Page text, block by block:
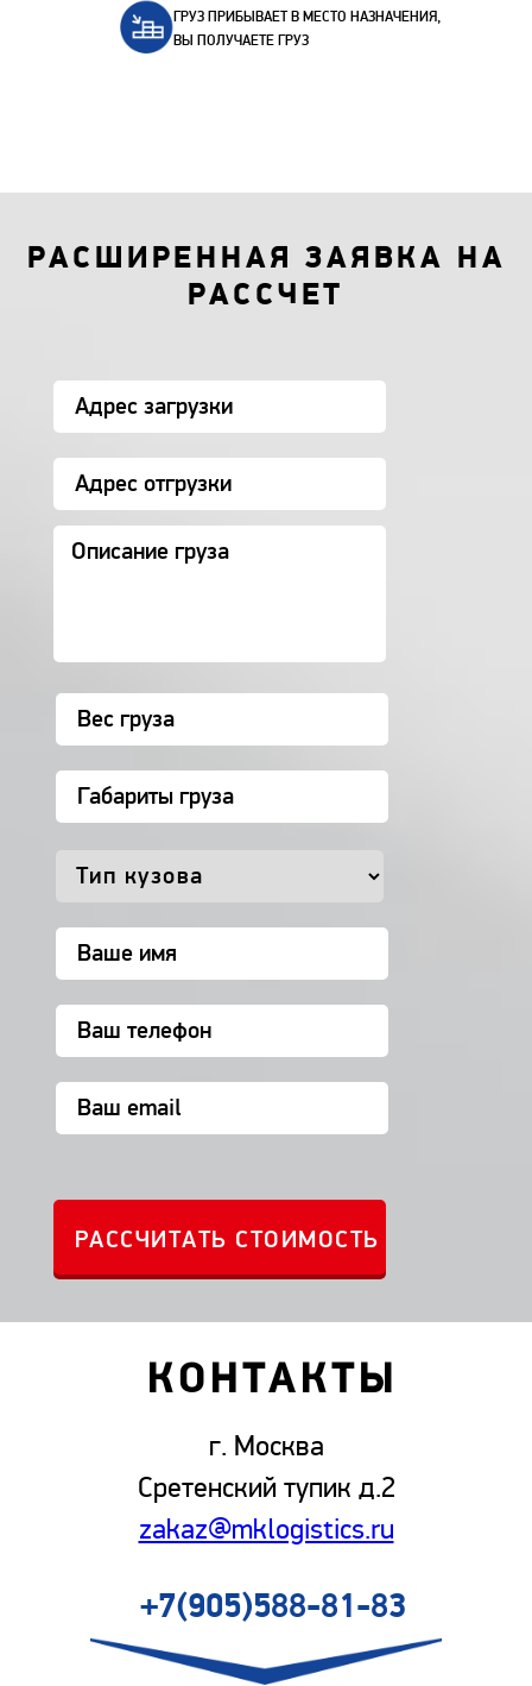
ГРУЗ ПРИБЫВАЕТ В МЕСТО НАЗНАЧЕНИЯ,
ВЫ ПОЛУЧАЕТЕ ГРУЗ
РАСШИРЕННАЯ ЗАЯВКА НА
РАССЧЕТ
КОНТАКТЫ
г. Москва
Сретенский тупик д.2
zakaz@mklogistics.ru
+7(905)588-81-83